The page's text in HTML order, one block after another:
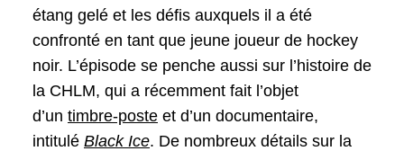
étang gelé et les défis auxquels il a été
confronté en tant que jeune joueur de hockey
noir. L’épisode se penche aussi sur l’histoire de
la CHLM, qui a récemment fait l’objet
d’un timbre-poste et d’un documentaire,
intitulé Black Ice. De nombreux détails sur la